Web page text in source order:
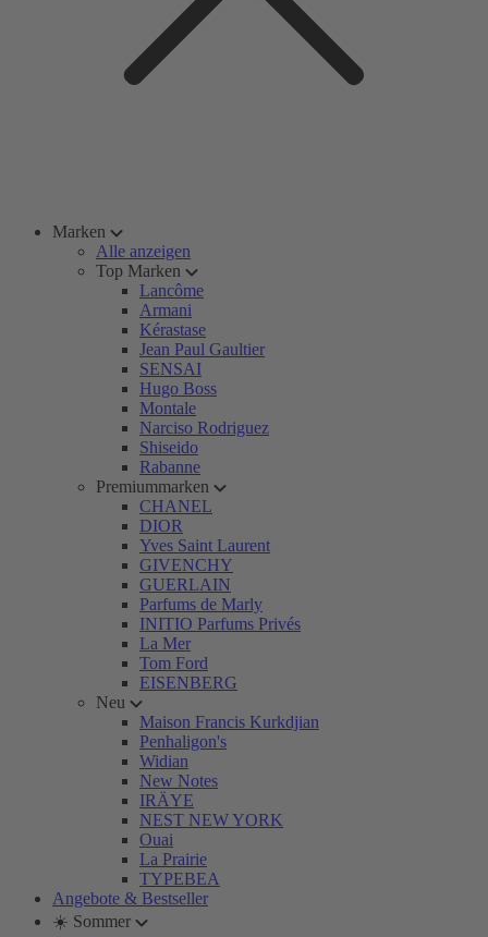
Marken
Alle anzeigen
Top Marken
Lancôme
Armani
Kérastase
Jean Paul Gaultier
SENSAI
Hugo Boss
Montale
Narciso Rodriguez
Shiseido
Rabanne
Premiummarken
CHANEL
DIOR
Yves Saint Laurent
GIVENCHY
GUERLAIN
Parfums de Marly
INITIO Parfums Privés
La Mer
Tom Ford
EISENBERG
Neu
Maison Francis Kurkdjian
Penhaligon's
Widian
New Notes
IRÄYE
NEST NEW YORK
Ouai
La Prairie
TYPEBEA
Angebote & Bestseller
☀️ Sommer